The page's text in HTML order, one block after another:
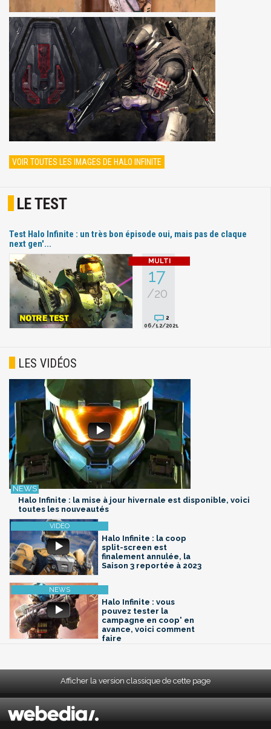
VOIR TOUTES LES IMAGES DE HALO INFINITE
LE TEST
Test Halo Infinite : un très bon épisode oui, mais pas de claque
next gen'...
17
/20
2
06/12/2021
LES VIDÉOS
Halo Infinite : la mise à jour hivernale est disponible, voici
toutes les nouveautés
Halo Infinite : la coop
split-screen est
finalement annulée, la
Saison 3 reportée à 2023
Halo Infinite : vous
pouvez tester la
campagne en coop' en
avance, voici comment
faire
Afficher la version classique de cette page